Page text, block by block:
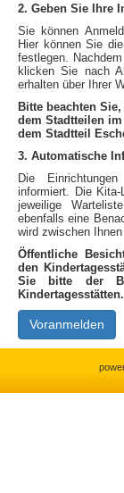
2. Geben Sie Ihre
Sie können
Hier können Sie
festlegen.
klicken Sie nach
erhalten über Ihrer
Bitte beachten Sie,
dem Stadtteilen
dem Stadtteil
3. Automatische
Die
informiert. Die
jeweilige
ebenfalls eine
wird zwischen
Öffentliche
den
Sie bitte der
Kindertagesstätten.
Voranmelden